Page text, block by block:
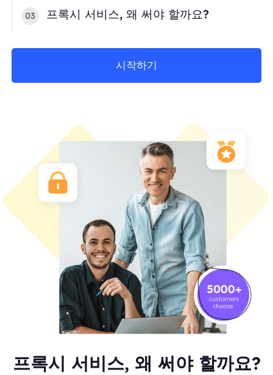
03 프록시 서비스, 왜 써야 할까요?
시작하기
프록시 서비스, 왜 써야 할까요?